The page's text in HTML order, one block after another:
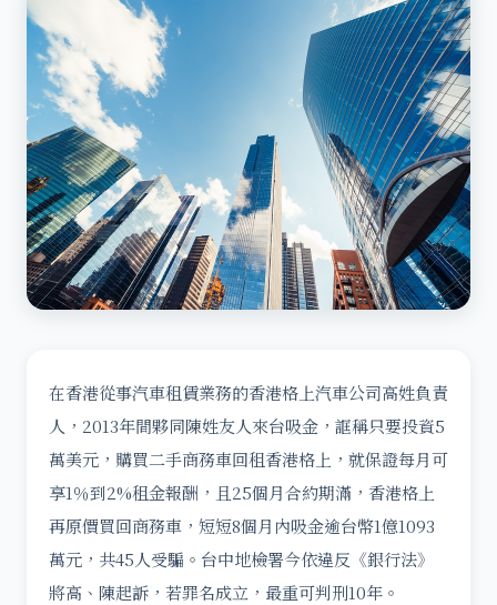
在香港從事汽車租賃業務的香港格上汽車公司高姓負責
人，2013年間夥同陳姓友人來台吸金，誆稱只要投資5
萬美元，購買二手商務車回租香港格上，就保證每月可
享1％到2%租金報酬，且25個月合約期滿，香港格上
再原價買回商務車，短短8個月內吸金逾台幣1億1093
萬元，共45人受騙。台中地檢署今依違反《銀行法》
將高、陳起訴，若罪名成立，最重可判刑10年。